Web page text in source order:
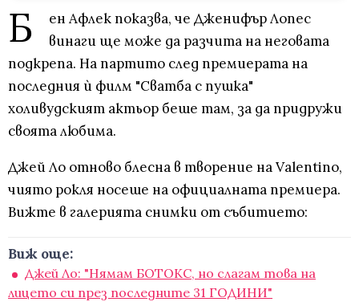
Б
ен Афлек показва, че Дженифър Лопес
винаги ще може да разчита на неговата
подкрепа. На партито след премиерата на
последния ѝ филм "Сватба с пушка"
холивудският актьор беше там, за да придружи
своята любима.
Джей Ло отново блесна в творение на Valentino,
чиято рокля носеше на официалната премиера.
Вижте в галерията снимки от събитието:
Виж още:
Джей Ло: "Нямам БОТОКС, но слагам това на
лицето си през последните 31 ГОДИНИ"